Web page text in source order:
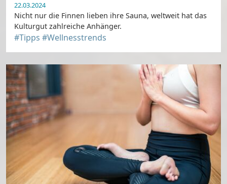
22.03.2024
Nicht nur die Finnen lieben ihre Sauna, weltweit hat das
Kulturgut zahlreiche Anhänger.
#Tipps #Wellnesstrends